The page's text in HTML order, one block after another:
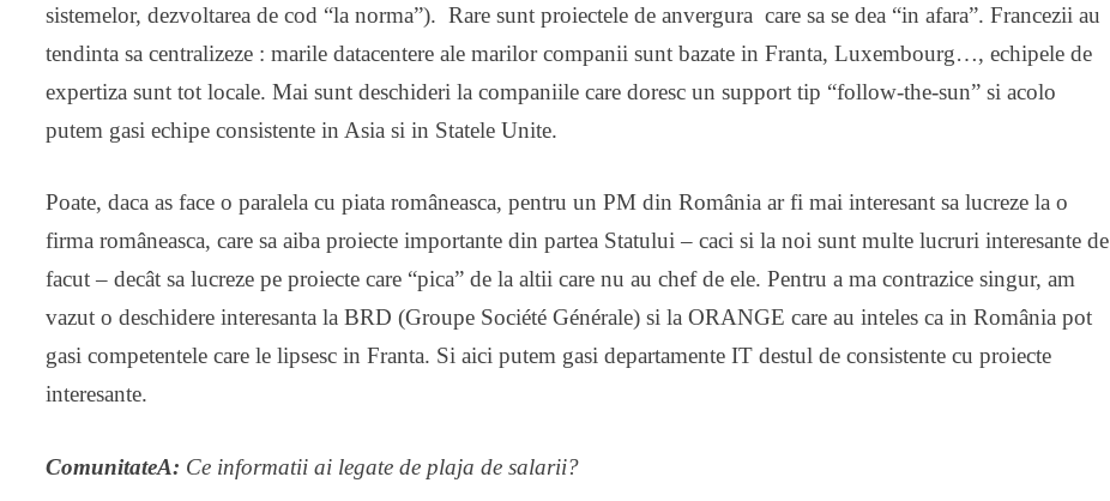
sistemelor, dezvoltarea de cod “la norma”). Rare sunt proiectele de anvergura care sa se dea “in afara”. Francezii au
tendinta sa centralizeze : marile datacentere ale marilor companii sunt bazate in Franta, Luxembourg…, echipele de
expertiza sunt tot locale. Mai sunt deschideri la companiile care doresc un support tip “follow-the-sun” si acolo
putem gasi echipe consistente in Asia si in Statele Unite.
Poate, daca as face o paralela cu piata româneasca, pentru un PM din România ar fi mai interesant sa lucreze la o
firma româneasca, care sa aiba proiecte importante din partea Statului – caci si la noi sunt multe lucruri interesante de
facut – decât sa lucreze pe proiecte care “pica” de la altii care nu au chef de ele. Pentru a ma contrazice singur, am
vazut o deschidere interesanta la BRD (Groupe Société Générale) si la ORANGE care au inteles ca in România pot
gasi competentele care le lipsesc in Franta. Si aici putem gasi departamente IT destul de consistente cu proiecte
interesante.
ComunitateA: Ce informatii ai legate de plaja de salarii?